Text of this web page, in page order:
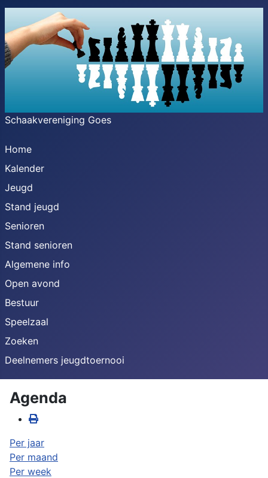
Schaakvereniging Goes
Home
Kalender
Jeugd
Stand jeugd
Senioren
Stand senioren
Algemene info
Open avond
Bestuur
Speelzaal
Zoeken
Deelnemers jeugdtoernooi
Agenda
Per jaar
Per maand
Per week